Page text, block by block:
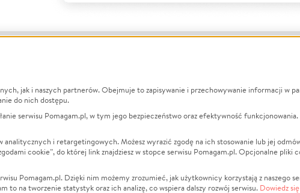
nas
Raporty
darmo
NGO
Zbieraj na
Leczenie
Zwierzęta
Pożar
Sport
LGBTQ+
Powódź
Wichura
Religia
jak i naszych partnerów. Obejmuje to zapisywanie i przechowywanie informacji w
do nich dostępu.
serwisu Pomagam.pl, w tym jego bezpieczeństwo oraz efektywność funkcjonowania.
i retargetingowych. Możesz wyrazić zgodę na ich stosowanie lub jej
cookie”, do której link znajdziesz w stopce serwisu Pomagam.pl. Opcjonalne pliki
Pomagam.pl. Dzięki nim możemy zrozumieć, jak użytkownicy korzystają z naszego
to na tworzenie statystyk oraz ich analizę, co wspiera dalszy rozwój serwisu. Dowiedz